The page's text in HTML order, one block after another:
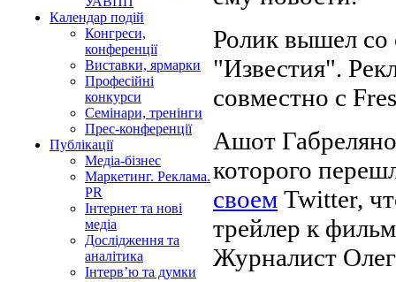
Календар подій
Конгреси,
конференції
Виставки, ярмарки
Професійні
конкурси
Семінари, тренінги
Прес-конференції
Публікації
Медіа-бізнес
Маркетинг. Реклама.
PR
Інтернет та нові
медіа
Дослідження та
аналітика
Інтерв’ю та думки
Ролик вышел со
"Известия".
совместно с
Ашот
которого
своем Twitter,
трейлер к
Журналист